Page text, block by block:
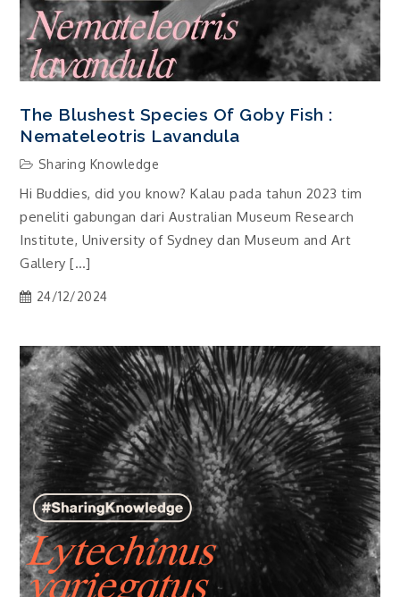
The Blushest Species Of Goby Fish :
Nemateleotris Lavandula
Sharing Knowledge
Hi Buddies, did you know? Kalau pada tahun 2023 tim
peneliti gabungan dari Australian Museum Research
Institute, University of Sydney dan Museum and Art
Gallery […]
24/12/2024